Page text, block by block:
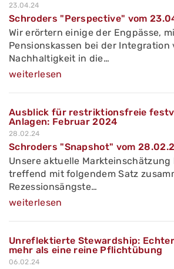
23.04.24
Schroders "Perspective" vom
Wir erörtern einige der Engpässe,
Pensionskassen bei der Integration
Nachhaltigkeit in die…
weiterlesen
Ausblick für restriktionsfreie
Anlagen: Februar 2024
28.02.24
Schroders "Snapshot" vom
Unsere aktuelle Markteinschätzung
treffend mit folgendem Satz
Rezessionsängste…
weiterlesen
Unreflektierte Stewardship:
mehr als eine reine Pflichtübung
06.02.24